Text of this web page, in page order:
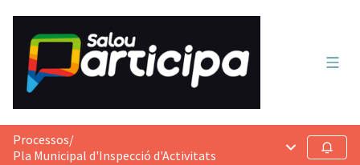
Processos/
Pla Municipal d'Inspecció d'Activitats
Menú Seguir